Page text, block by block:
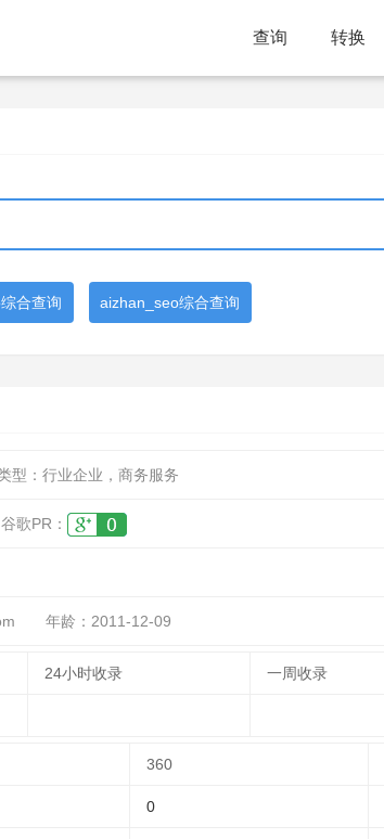
查询 转换
合查询 aizhan_seo综合查询
型：行业企业，商务服务
谷歌PR：
年龄：2011-12-09
24小时收录 一周收录
360
0